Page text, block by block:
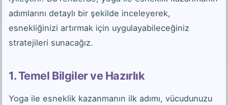
adımlarını detaylı bir şekilde inceleyerek,
esnekliğinizi artırmak için uygulayabileceğiniz
stratejileri sunacağız.
1. Temel Bilgiler ve Hazırlık
Yoga ile esneklik kazanmanın ilk adımı, vücudunuzu